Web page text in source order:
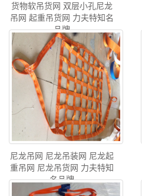
货物软吊货网 双层小孔尼龙
吊网 起重吊货网 力夫特知名
品牌
尼龙吊网 尼龙吊装网 尼龙起
重吊网 尼龙吊货网 力夫特知
名品牌